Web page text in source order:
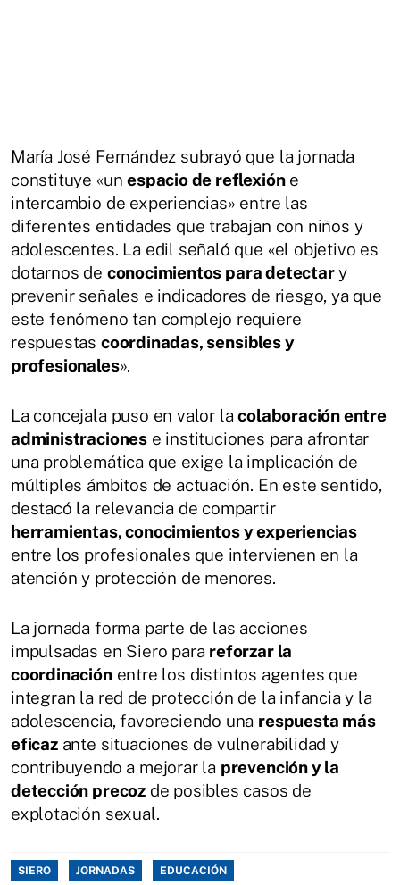
María José Fernández subrayó que la jornada
constituye «unespacio de reflexióne
intercambio de experiencias» entre las
diferentes entidades que trabajan con niños y
adolescentes. La edil señaló que «el objetivo es
dotarnos de conocimientos para detectary
prevenir señales e indicadores de riesgo, ya que
este fenómeno tan complejo requiere
respuestas coordinadas, sensibles y
profesionales».
La concejala puso en valor lacolaboración entre
administracionese instituciones para afrontar
una problemática que exige la implicación de
múltiples ámbitos de actuación. En este sentido,
destacó la relevancia de compartir
herramientas, conocimientos y experiencias
entre los profesionales que intervienen en la
atención y protección de menores.
La jornada forma parte de las acciones
impulsadas en Siero para reforzar la
coordinaciónentre los distintos agentes que
integran la red de protección de la infancia y la
adolescencia, favoreciendo una respuesta más
eficazante situaciones de vulnerabilidad y
contribuyendo a mejorar la prevención y la
detección precozde posibles casos de
explotación sexual.
SIERO JORNADAS EDUCACIÓN